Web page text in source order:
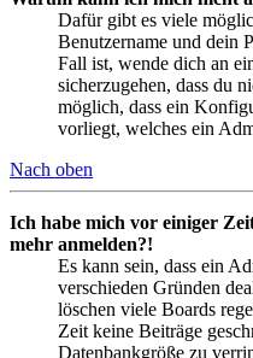
Dafür gibt es viele
Benutzername und dein
Fall ist, wende dich an
sicherzugehen, dass du
möglich, dass ein
vorliegt, welches ein
Nach oben
Ich habe mich vor einiger
mehr anmelden?!
Es kann sein, dass ein
verschieden Gründen
löschen viele Boards
Zeit keine Beiträge
Datenbankgröße zu